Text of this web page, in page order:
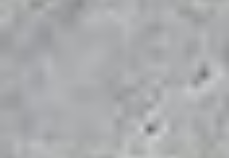
IHR ZUVERLÄSSIGER
PARTNER FÜR: